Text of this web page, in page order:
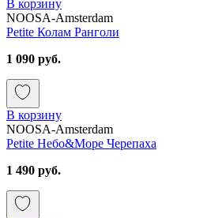
В корзину
NOOSA-Amsterdam
Petite Колам Ранголи
1 090 руб.
В корзину
NOOSA-Amsterdam
Petite Небо&Море Черепаха
1 490 руб.